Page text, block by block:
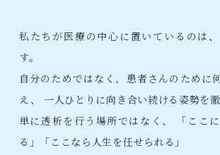
私たちが医療の中心に置いているのは
す。
自分のためではなく、患者さんのために
え、
一人ひとりに向き合い続ける姿勢を徹
単に透析を行う場所ではなく、
る」「ここなら人生を任せられる」